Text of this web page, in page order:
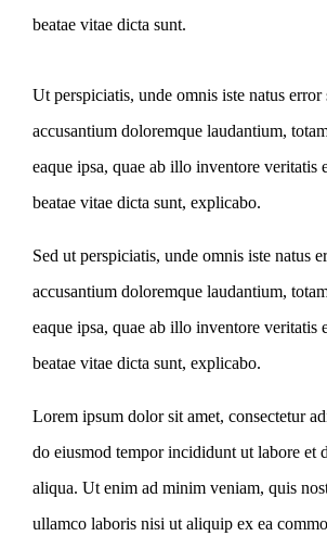
beatae vitae dicta sunt.
Ut perspiciatis, unde omnis iste natus
accusantium doloremque laudantium,
eaque ipsa, quae ab illo inventore veritatis
beatae vitae dicta sunt, explicabo.
Sed ut perspiciatis, unde omnis iste natus
accusantium doloremque laudantium,
eaque ipsa, quae ab illo inventore veritatis
beatae vitae dicta sunt, explicabo.
Lorem ipsum dolor sit amet, consectetur
do eiusmod tempor incididunt ut labore et
aliqua. Ut enim ad minim veniam, quis
ullamco laboris nisi ut aliquip ex ea